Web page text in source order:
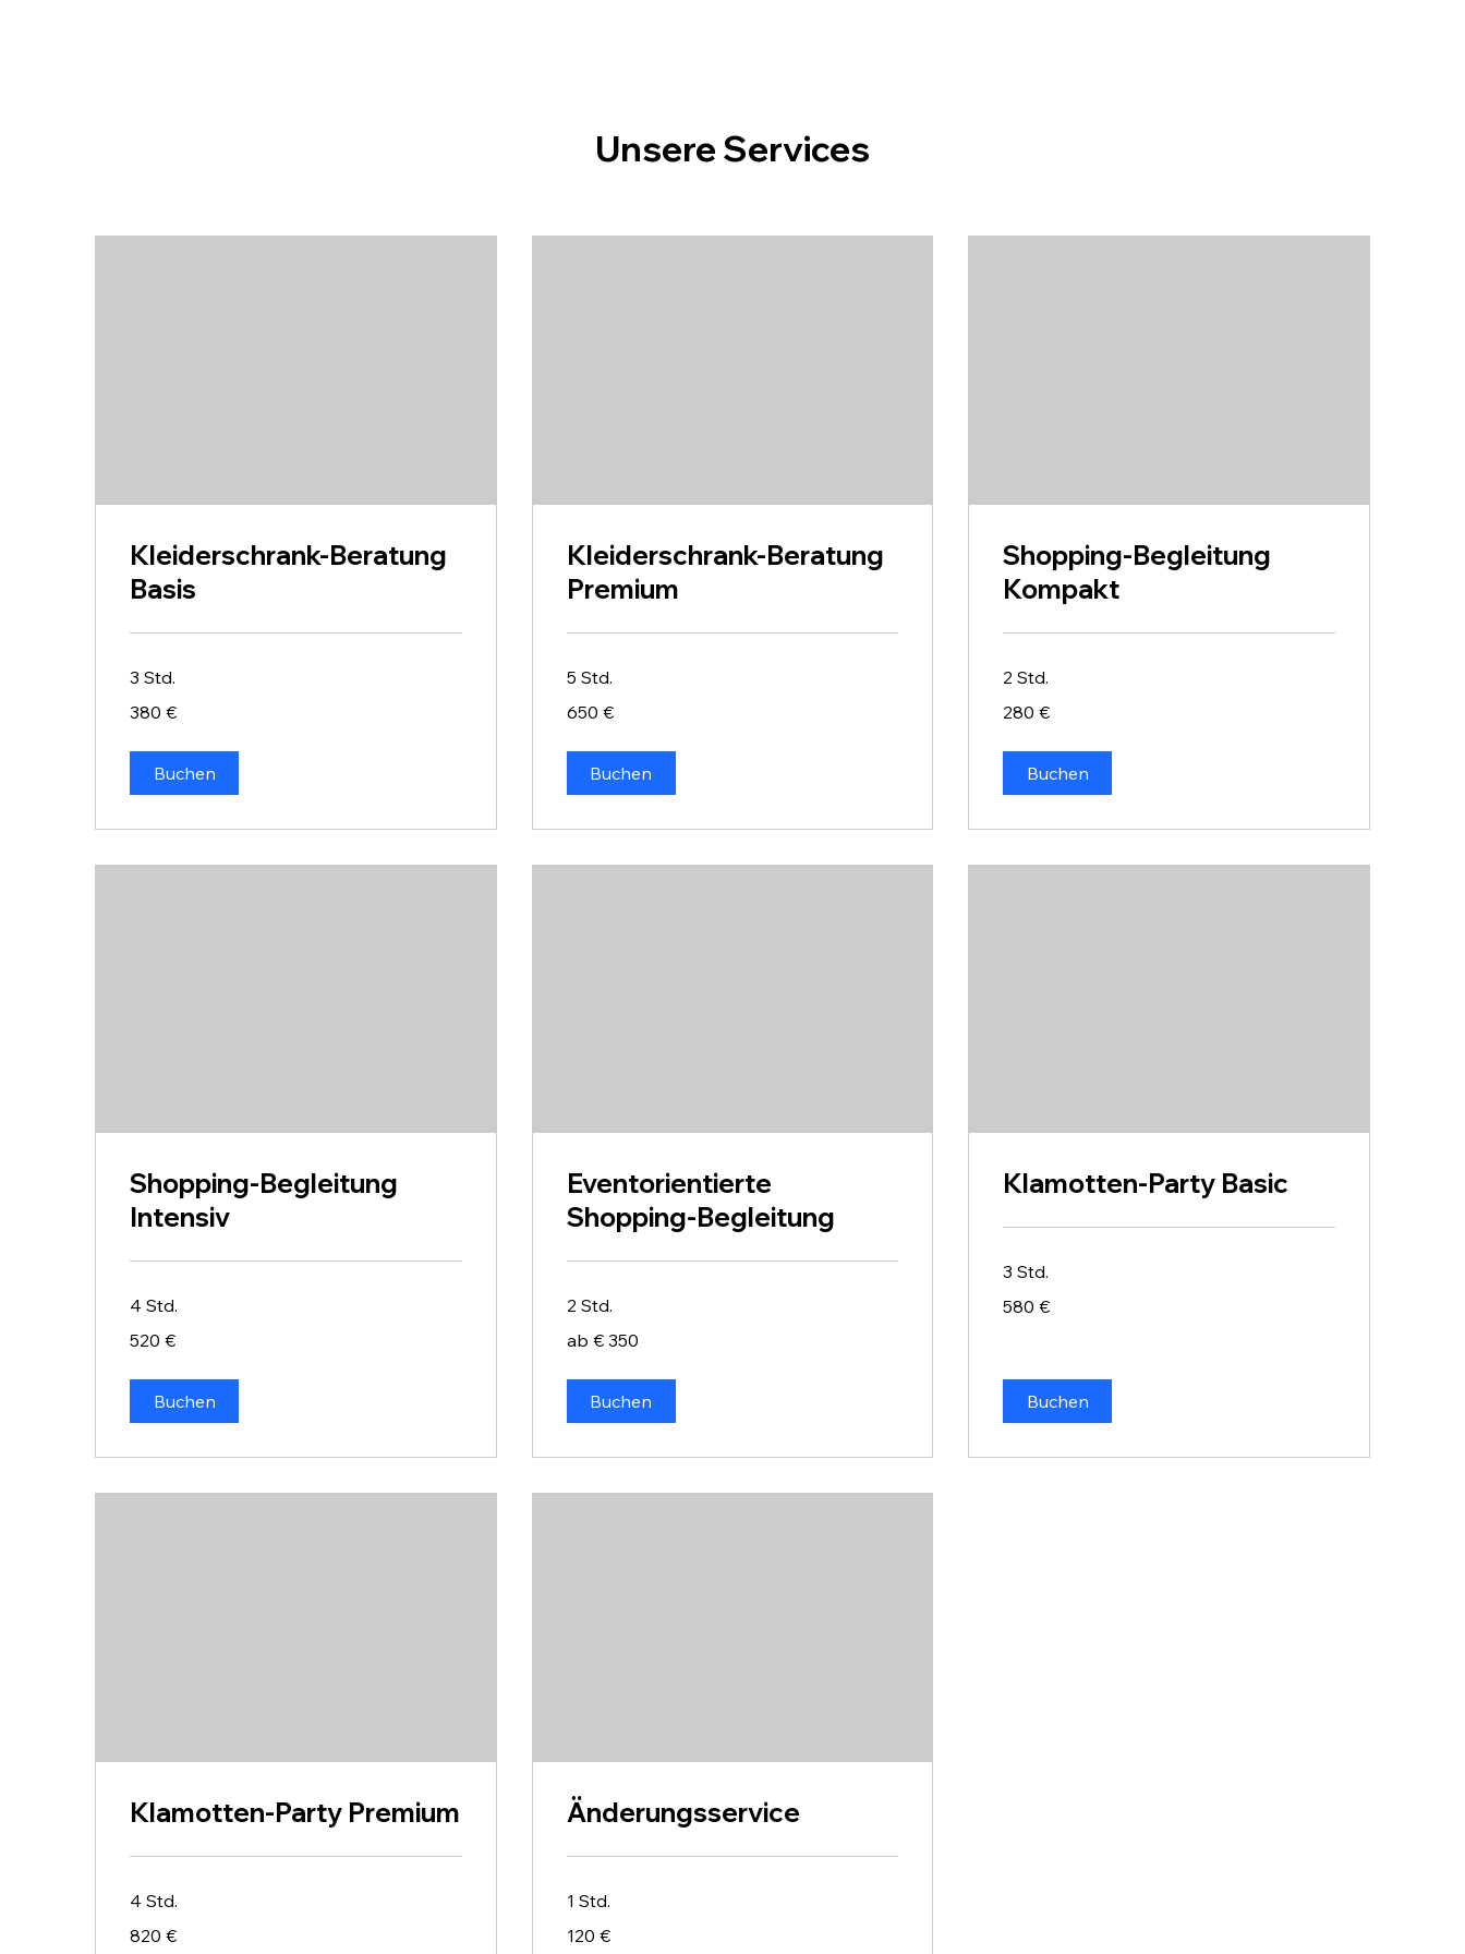
Unsere Services
Kleiderschrank-Beratung
Basis
3 Std.
Euro
380 €
Buchen
Kleiderschrank-Beratung
Premium
5 Std.
Euro
650 €
Buchen
Shopping-Begleitung
Kompakt
2 Std.
Euro
280 €
Buchen
Shopping-Begleitung
Intensiv
4 Std.
Euro
520 €
Buchen
Eventorientierte
Shopping-Begleitung
2 Std.
€
ab € 350
Buchen
Klamotten-Party Basic
3 Std.
Euro
580 €
Buchen
Klamotten-Party Premium
4 Std.
Euro
820 €
Änderungsservice
1 Std.
Euro
120 €